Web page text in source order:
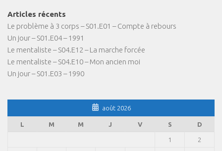
Articles récents
Le problème à 3 corps – S01.E01 – Compte à rebours
Un jour – S01.E04 – 1991
Le mentaliste – S04.E12 – La marche forcée
Le mentaliste – S04.E10 – Mon ancien moi
Un jour – S01.E03 – 1990
août 2026
L M M J V S D
1 2